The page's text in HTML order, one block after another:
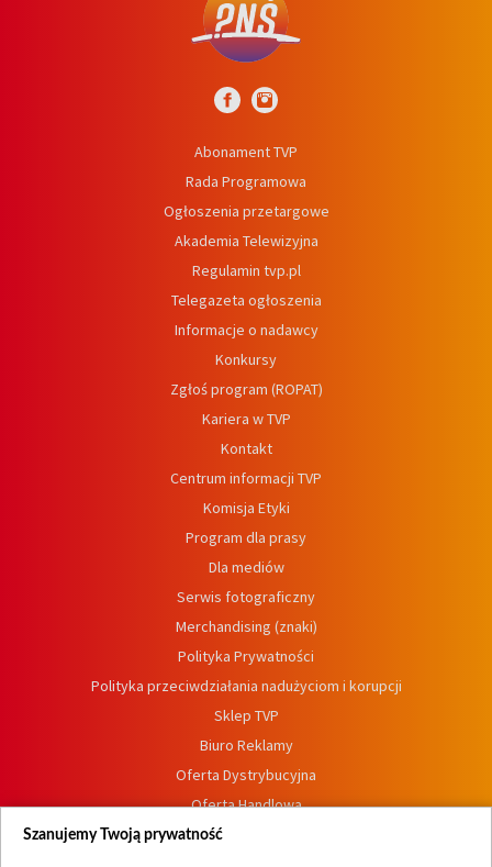
Abonament TVP
Rada Programowa
Ogłoszenia przetargowe
Akademia Telewizyjna
Regulamin tvp.pl
Telegazeta ogłoszenia
Informacje o nadawcy
Konkursy
Zgłoś program (ROPAT)
Kariera w TVP
Kontakt
Centrum informacji TVP
Komisja Etyki
Program dla prasy
Dla mediów
Serwis fotograficzny
Merchandising (znaki)
Polityka Prywatności
Polityka przeciwdziałania nadużyciom i korupcji
Sklep TVP
Biuro Reklamy
Oferta Dystrybucyjna
Oferta Handlowa
Dostępność
Szanujemy Twoją prywatność